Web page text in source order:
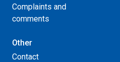
Complaints and
comments
Other
Contact